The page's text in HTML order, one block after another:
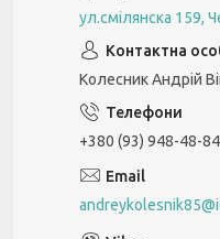
ул.смілянска 159,
Колесник Андрій
+380 (93) 948-48-84